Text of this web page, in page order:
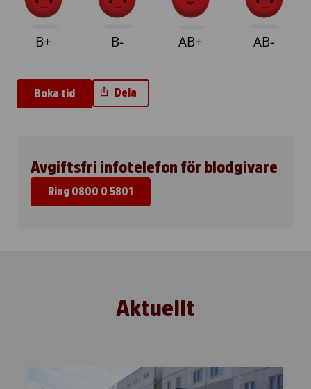
B+ B- AB+ AB-
Boka tid Dela
Avgiftsfri infotelefon för blodgivare
Ring 0800 0 5801
Aktuellt